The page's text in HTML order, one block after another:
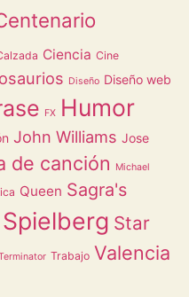
Ciencia Cine
Diseño Diseño web
FX Humor
John Williams Jose
de canción Michael
Queen Sagra's
Spielberg Star
Trabajo Valencia